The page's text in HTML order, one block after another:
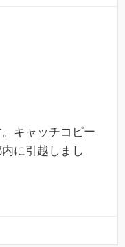
キャッチコピー
に引越しまし